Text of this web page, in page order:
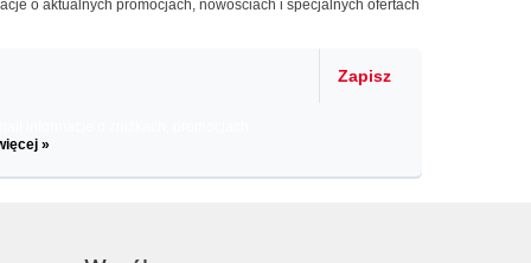
o aktualnych promocjach, nowościach i specjalnych ofertach
Zapisz
»